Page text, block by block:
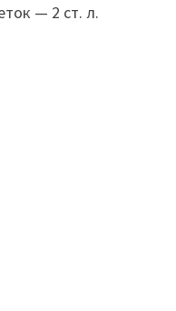
— 2 ст. л.